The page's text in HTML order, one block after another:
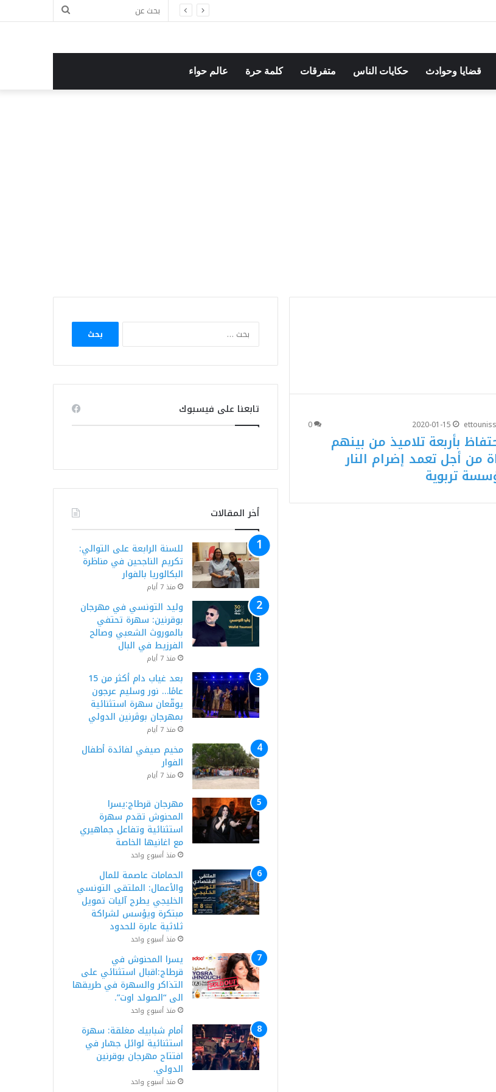
سهرة تحتفي بالموروث الشعبي وصالح الفرزيط في البال
بحث
قضايا وحوادث حكايات الناس متفرقات كلمة حرة عالم حواء
2020-01-15
0
بأربعة تلاميذ من بينهم
من أجل تعمد إضرام النار
تربوية
البحث
تابعنا على فيسبوك
أخر المقالات
للسنة الرابعة على التوالي:
تكريم الناجحين في مناظرة
البكالوريا بالفوار
منذ 7 أيام
وليد التونسي في مهرجان
بوقرنين: سهرة تحتفي
بالموروث الشعبي وصالح
الفرزيط في البال
منذ 7 أيام
بعد غياب دام أكثر من 15
عامًا… نور وسليم عرجون
يوقّعان سهرة استثنائية
بمهرجان بوڨرنين الدولي
منذ 7 أيام
مخيم صيفي لفائدة أطفال
الفوار
منذ 7 أيام
مهرجان قرطاج:يسرا
المحنوش تقدم سهرة
استثنائية وتفاعل جماهيري
مع اغانيها الخاصة
منذ أسبوع واحد
الحمامات عاصمة للمال
والأعمال: الملتقى التونسي
الخليجي يطرح آليات تمويل
مبتكرة ويؤسس لشراكة
ثلاثية عابرة للحدود
منذ أسبوع واحد
يسرا المحنوش في
قرطاج:اقبال استثنائي على
التذاكر والسهرة في طريقها
الى “الصولد اوت”.
منذ أسبوع واحد
أمام شبابيك مغلقة: سهرة
استثنائية لوائل جسّار في
افتتاح مهرجان بوقرنين
الدولي.
منذ أسبوع واحد